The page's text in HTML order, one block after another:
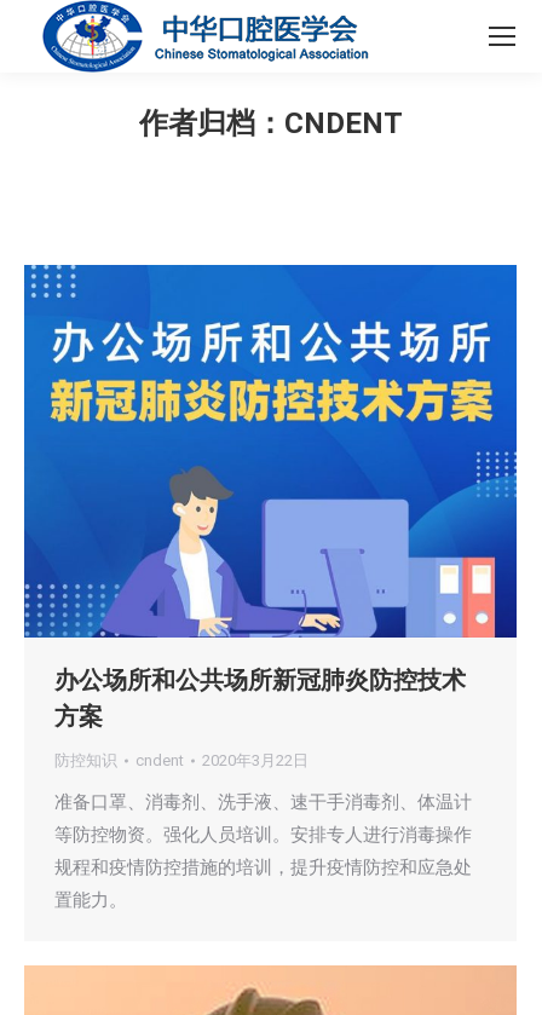
作者归档： CNDENT
办公场所和公共场所新冠肺炎防控技术
方案
防控知识 cndent 2020年3月22日
准备口罩、消毒剂、洗手液、速干手消毒剂、体温计
等防控物资。强化人员培训。安排专人进行消毒操作
规程和疫情防控措施的培训，提升疫情防控和应急处
置能力。